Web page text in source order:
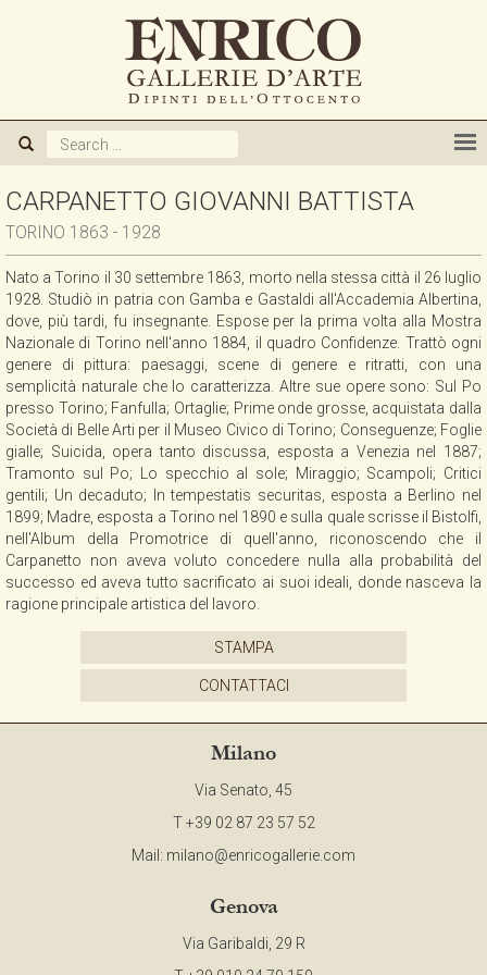
CARPANETTO GIOVANNI BATTISTA
TORINO 1863 - 1928
Nato a Torino il 30 settembre 1863, morto nella stessa città il 26 luglio
1928. Studiò in patria con Gamba e Gastaldi all'Accademia Albertina,
dove, più tardi, fu insegnante. Espose per la prima volta alla Mostra
Nazionale di Torino nell'anno 1884, il quadro Confidenze. Trattò ogni
genere di pittura: paesaggi, scene di genere e ritratti, con una
semplicità naturale che lo caratterizza. Altre sue opere sono: Sul Po
presso Torino; Fanfulla; Ortaglie; Prime onde grosse, acquistata dalla
Società di Belle Arti per il Museo Civico di Torino; Conseguenze; Foglie
gialle; Suicida, opera tanto discussa, esposta a Venezia nel 1887;
Tramonto sul Po; Lo specchio al sole; Miraggio; Scampoli; Critici
gentili; Un decaduto; In tempestatis securitas, esposta a Berlino nel
1899; Madre, esposta a Torino nel 1890 e sulla quale scrisse il Bistolfi,
nell'Album della Promotrice di quell'anno, riconoscendo che il
Carpanetto non aveva voluto concedere nulla alla probabilità del
successo ed aveva tutto sacrificato ai suoi ideali, donde nasceva la
ragione principale artistica del lavoro.
STAMPA
CONTATTACI
Milano
Via Senato, 45
T +39 02 87 23 57 52
Mail: milano@enricogallerie.com
Genova
Via Garibaldi, 29 R
CHI SIAMO
GALLERIA
MOSTRE
NOVITA'
PUBBLICAZIONI
ACQUISTIAMO
CONTATTI
NEWSLETTER
COLLABORAZIONI
VIDEO